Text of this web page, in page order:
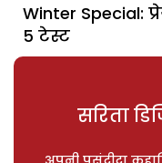
Winter Special:
5 टेस्ट
सरिता